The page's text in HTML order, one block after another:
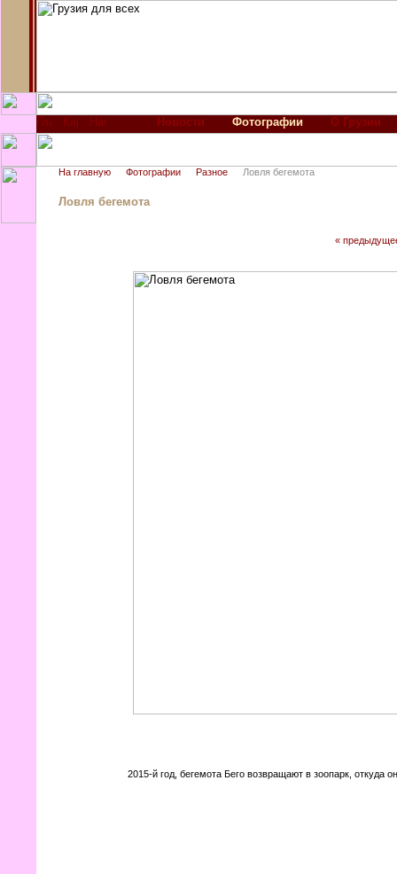
Новости Фотографии О Грузии
На главную Фотографии Разное Ловля бегемота
Ловля бегемота
«
2015-й год, бегемота Бего возвращают в зоопарк, откуда